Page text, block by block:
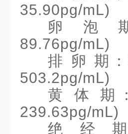
35.90pg/mL)
卵
泡
89.76pg/mL)
排
卵 期：
503.2pg/mL)
黄
体 期
239.63pg/mL)
绝
经